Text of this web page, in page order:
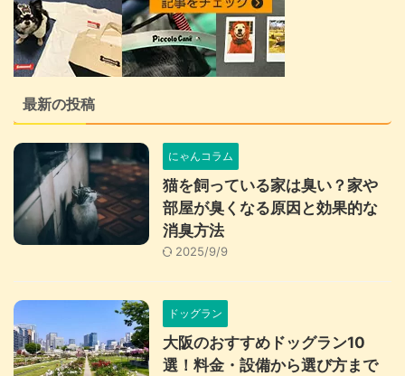
最新の投稿
にゃんコラム
猫を飼っている家は臭い？家や
部屋が臭くなる原因と効果的な
消臭方法
2025/9/9
ドッグラン
大阪のおすすめドッグラン10
選！料金・設備から選び方まで